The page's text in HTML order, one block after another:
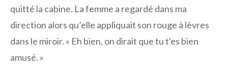
quitté la cabine. La femme a regardé dans ma
direction alors qu’elle appliquait son rouge à lèvres
dans le miroir. « Eh bien, on dirait que tu t'es bien
amusé. »